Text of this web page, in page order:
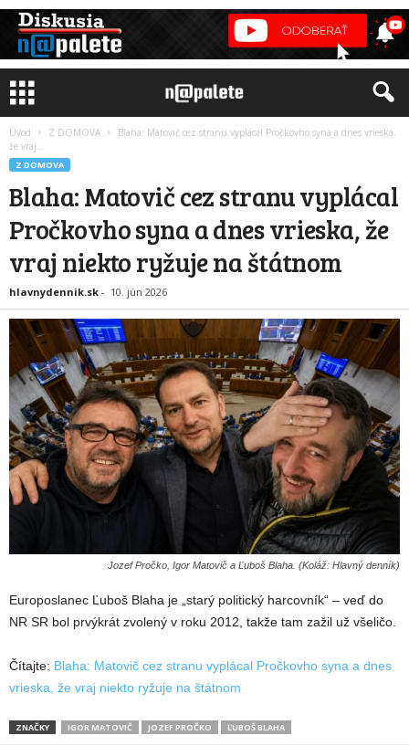
Úvod Z DOMOVA
Blaha: Matovič cez stranu vyplácal Pročkovho syna a dnes vrieska,
že vraj...
Z DOMOVA
Blaha: Matovič cez stranu vyplácal
Pročkovho syna a dnes vrieska, že
vraj niekto ryžuje na štátnom
hlavnydennik.sk - 10. jún 2026
Jozef Pročko, Igor Matovič a Ľuboš Blaha. (Koláž: Hlavný denník)
Europoslanec Ľuboš Blaha je „starý politický harcovník“ – veď do
NR SR bol prvýkrát zvolený v roku 2012, takže tam zažil už všeličo.
Čítajte: Blaha: Matovič cez stranu vyplácal Pročkovho syna a dnes
vrieska, že vraj niekto ryžuje na štátnom
ZNAČKY IGOR MATOVIČ JOZEF PROČKO ĽUBOŠ BLAHA